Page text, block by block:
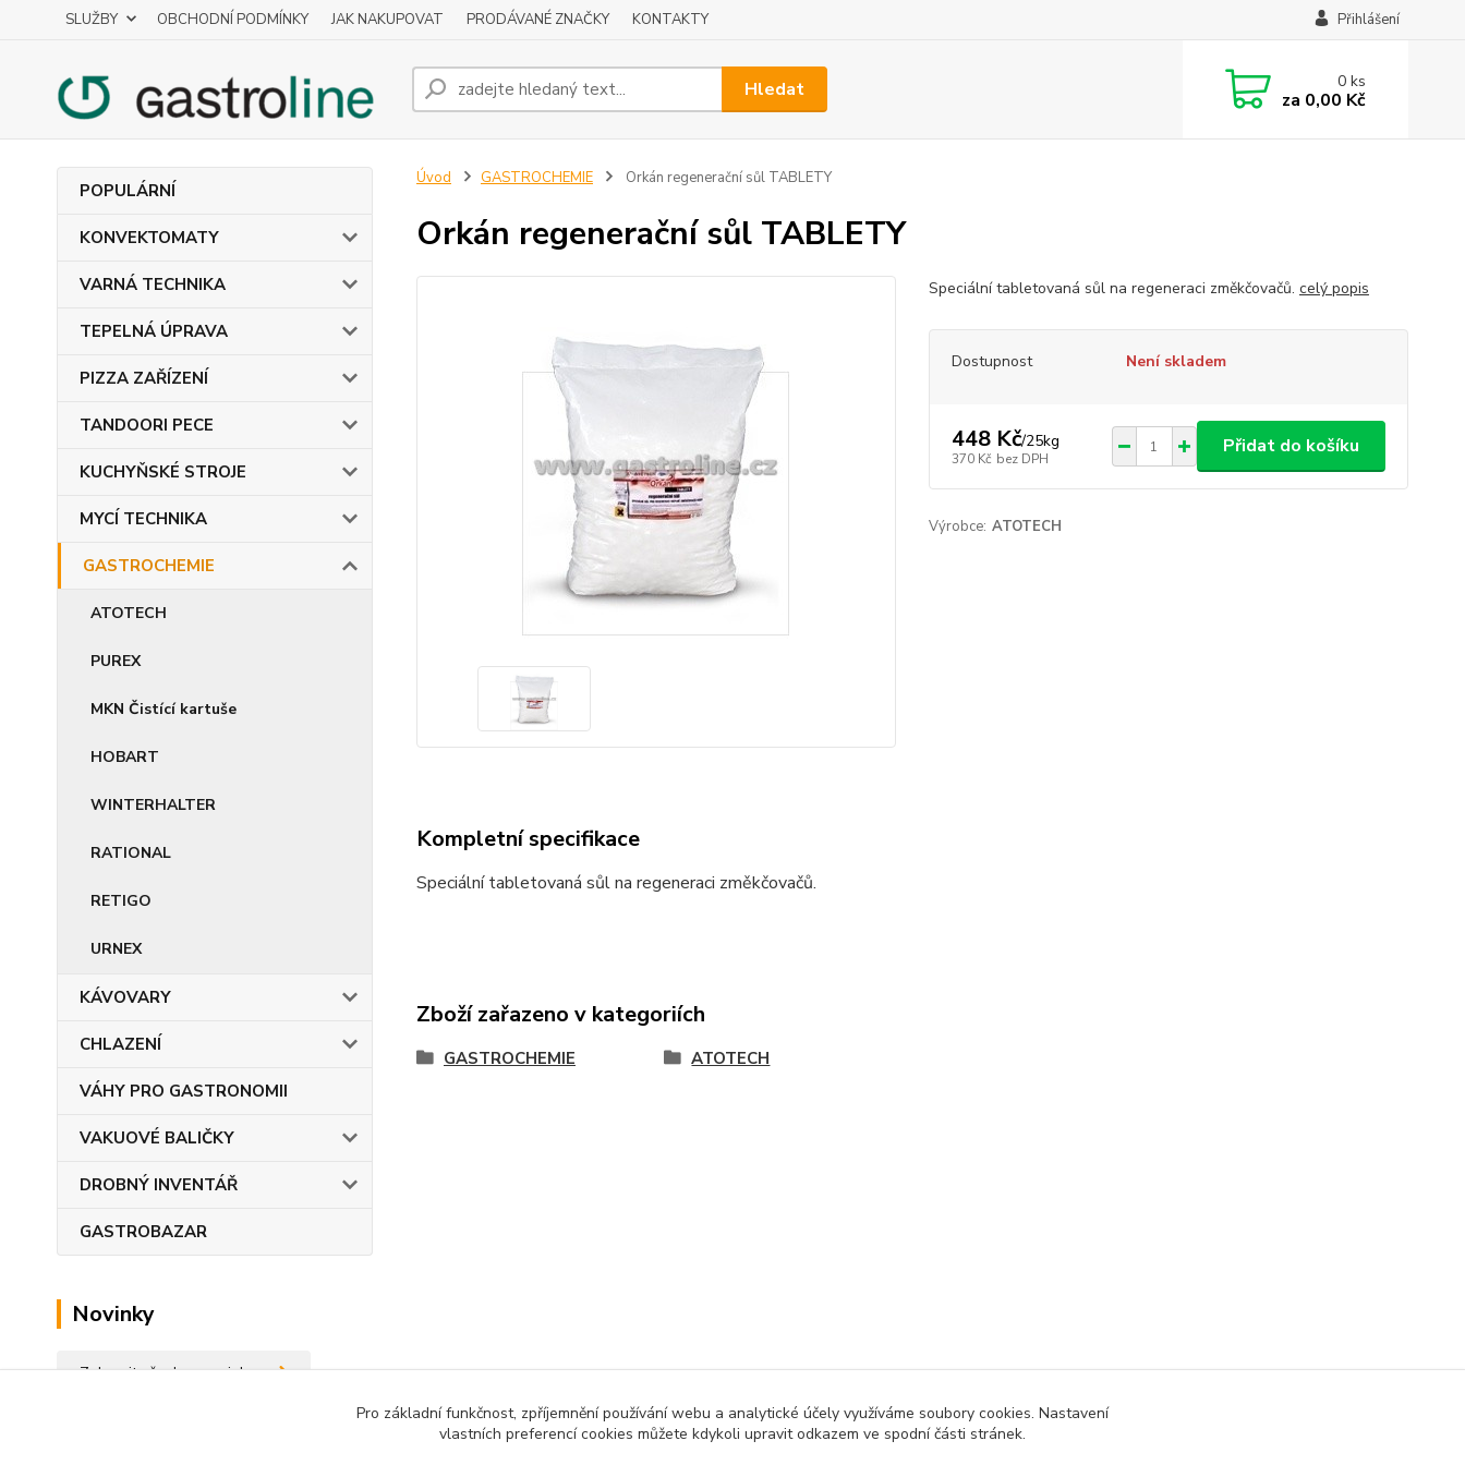
SLUŽBY OBCHODNÍ PODMÍNKY JAK NAKUPOVAT PRODÁVANÉ ZNAČKY KONTAKTY Přihlášení
Hledat 0ks
za 0,00 Kč
POPULÁRNÍ
KONVEKTOMATY
VARNÁ TECHNIKA
TEPELNÁ ÚPRAVA
PIZZA ZAŘÍZENÍ
TANDOORI PECE
KUCHYŇSKÉ STROJE
MYCÍ TECHNIKA
GASTROCHEMIE
ATOTECH
PUREX
MKN Čistící kartuše
HOBART
WINTERHALTER
RATIONAL
RETIGO
URNEX
KÁVOVARY
CHLAZENÍ
VÁHY PRO GASTRONOMII
VAKUOVÉ BALIČKY
DROBNÝ INVENTÁŘ
GASTROBAZAR
Novinky
Zobrazit všechny novinky
Úvod GASTROCHEMIE Orkán regenerační sůl TABLETY
Orkán regenerační sůl TABLETY
Speciální tabletovaná sůl na regeneraci změkčovačů. celý popis
Dostupnost Není skladem
448 Kč/25kg
370 Kč bez DPH
Přidat do košíku
Výrobce: ATOTECH
Kompletní specifikace
Speciální tabletovaná sůl na regeneraci změkčovačů.
Zboží zařazeno v kategoriích
GASTROCHEMIE ATOTECH
Pro základní funkčnost, zpříjemnění používání webu a analytické účely využíváme soubory cookies. Nastavení
vlastních preferencí cookies můžete kdykoli upravit odkazem ve spodní části stránek.